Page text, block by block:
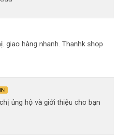
giao hàng nhanh. Thanhk shop
ủng hộ và giới thiệu cho bạn